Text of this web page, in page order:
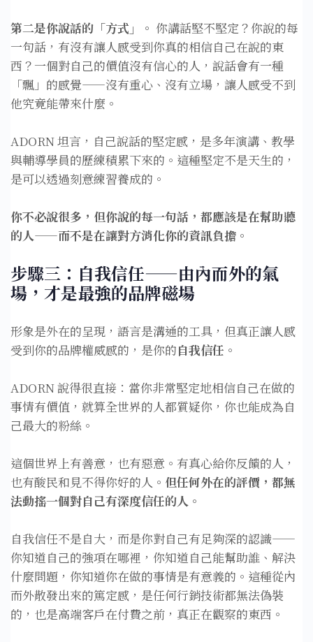
第二是你說話的「方式」。 你講話堅不堅定？你說的每
一句話，有沒有讓人感受到你真的相信自己在說的東
西？一個對自己的價值沒有信心的人，說話會有一種
「飄」的感覺——沒有重心、沒有立場，讓人感受不到
他究竟能帶來什麼。
ADORN 坦言，自己說話的堅定感，是多年演講、教學
與輔導學員的歷練積累下來的。這種堅定不是天生的，
是可以透過刻意練習養成的。
你不必說很多，但你說的每一句話，都應該是在幫助聽
的人——而不是在讓對方消化你的資訊負擔。
步驟三：自我信任——由內而外的氣
場，才是最強的品牌磁場
形象是外在的呈現，語言是溝通的工具，但真正讓人感
受到你的品牌權威感的，是你的自我信任 。
ADORN 說得很直接：當你非常堅定地相信自己在做的
事情有價值，就算全世界的人都質疑你，你也能成為自
己最大的粉絲。
這個世界上有善意，也有惡意。有真心給你反饋的人，
也有酸民和見不得你好的人。 但任何外在的評價，都無
法動搖一個對自己有深度信任的人。
自我信任不是自大，而是你對自己有足夠深的認識——
你知道自己的強項在哪裡，你知道自己能幫助誰、解決
什麼問題，你知道你在做的事情是有意義的。這種從內
而外散發出來的篤定感，是任何行銷技術都無法偽裝
的，也是高端客戶在付費之前，真正在觀察的東西。